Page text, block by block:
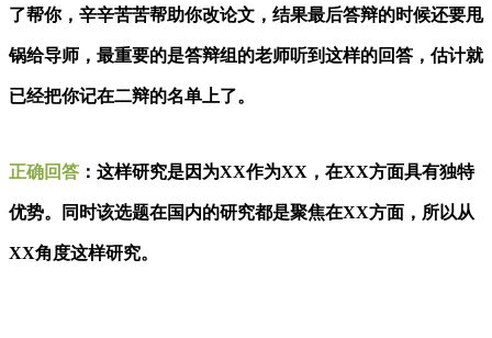
了帮你，辛辛苦苦帮助你改论文，结果最后答辩的时候还要甩
锅给导师，最重要的是答辩组的老师听到这样的回答，估计就
已经把你记在二辩的名单上了。
正确回答 ： 这样研究是因为XX作为XX，在XX方面具有独特
优势。同时该选题在国内的研究都是聚焦在XX方面，所以从
XX角度这样研究。